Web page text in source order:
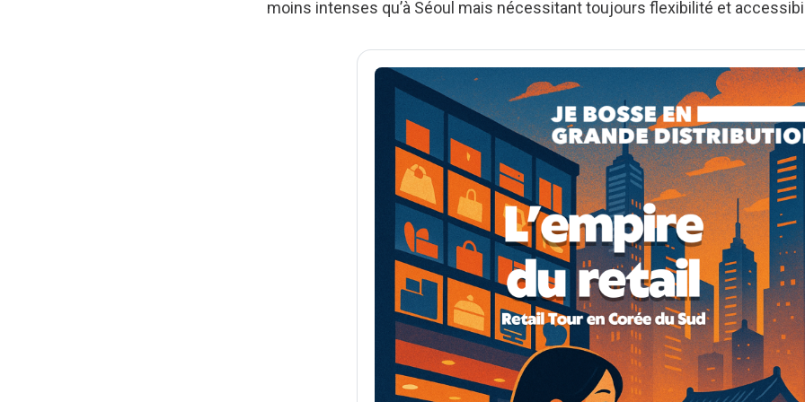
moins intenses qu’à Séoul mais nécessitant toujours flexibilité et